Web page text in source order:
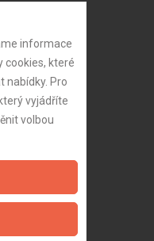
informace
cookies, které
nabídky. Pro
vyjádříte
volbou